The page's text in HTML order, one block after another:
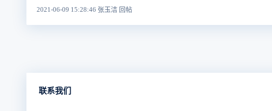
2021-06-09 15:28:46 张玉洁 回帖
联系我们